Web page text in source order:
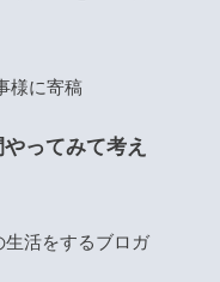
様に寄稿
ってみて考え
活をするブロガ